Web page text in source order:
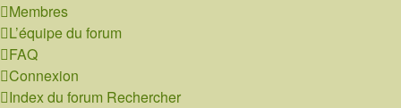
Membres
L’équipe du forum
FAQ
Connexion
Index du forum Rechercher